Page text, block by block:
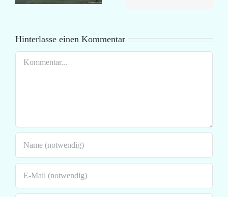
Hinterlasse einen Kommentar
Kommentar